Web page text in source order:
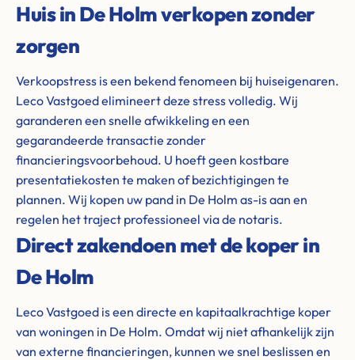
Huis in De Holm verkopen zonder
zorgen
Verkoopstress is een bekend fenomeen bij huiseigenaren.
Leco Vastgoed elimineert deze stress volledig. Wij
garanderen een snelle afwikkeling en een
gegarandeerde transactie zonder
financieringsvoorbehoud. U hoeft geen kostbare
presentatiekosten te maken of bezichtigingen te
plannen. Wij kopen uw pand in De Holm as-is aan en
regelen het traject professioneel via de notaris.
Direct zakendoen met de koper in
De Holm
Leco Vastgoed is een directe en kapitaalkrachtige koper
van woningen in De Holm. Omdat wij niet afhankelijk zijn
van externe financieringen, kunnen we snel beslissen en